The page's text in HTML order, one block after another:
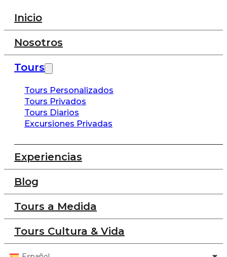
Inicio
Nosotros
Tours
Tours Personalizados
Tours Privados
Tours Diarios
Excursiones Privadas
Experiencias
Blog
Tours a Medida
Tours Cultura & Vida